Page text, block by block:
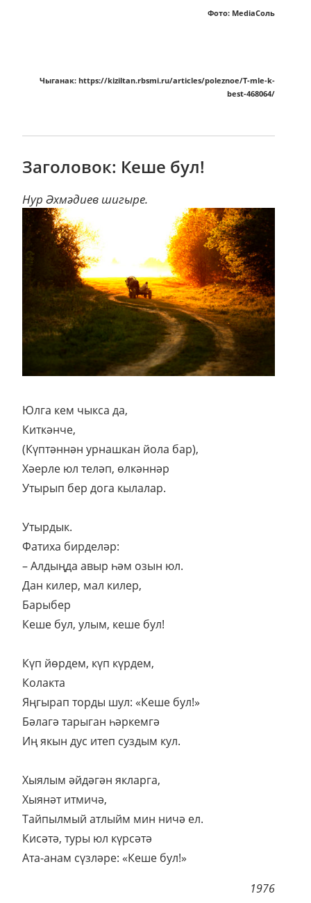
Фото: MediaСоль
Чыганак: https://kiziltan.rbsmi.ru/articles/poleznoe/T-mle-k-
best-468064/
Заголовок: Кеше бул!
Нур Әхмәдиев шигыре.
Юлга кем чыкса да,
Киткәнче,
(Күптәннән урнашкан йола бар),
Хәерле юл теләп, өлкәннәр
Утырып бер дога кылалар.
Утырдык.
Фатиха бирделәр:
– Алдыңда авыр һәм озын юл.
Дан килер, мал килер,
Барыбер
Кеше бул, улым, кеше бул!
Күп йөрдем, күп күрдем,
Колакта
Яңгырап торды шул: «Кеше бул!»
Бәлагә тарыган һәркемгә
Иң якын дус итеп суздым кул.
Хыялым әйдәгән якларга,
Хыянәт итмичә,
Тайпылмый атлыйм мин ничә ел.
Кисәтә, туры юл күрсәтә
Ата-анам сүзләре: «Кеше бул!»
1976